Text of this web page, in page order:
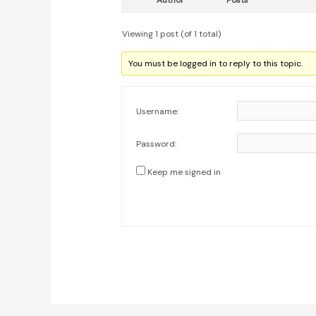
Viewing 1 post (of 1 total)
You must be logged in to reply to this topic.
Username:
Password:
Keep me signed in